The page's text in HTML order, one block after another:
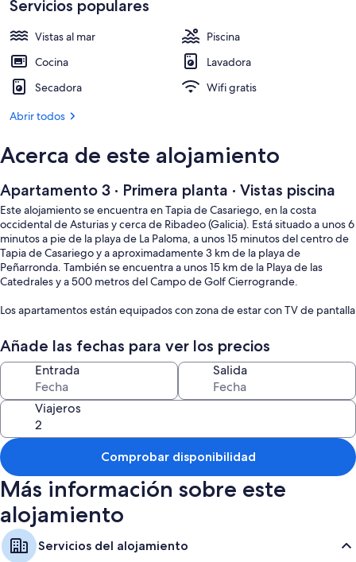
Servicios populares
Vistas al mar
Piscina
Cocina
Lavadora
Secadora
Wifi gratis
Abrir todos
Acerca de este alojamiento
Apartamento 3 · Primera planta · Vistas piscina
Este alojamiento se encuentra en Tapia de Casariego, en la costa
occidental de Asturias y cerca de Ribadeo (Galicia). Está situado a unos 6
minutos a pie de la playa de La Paloma, a unos 15 minutos del centro de
Tapia de Casariego y a aproximadamente 3 km de la playa de
Peñarronda. También se encuentra a unos 15 km de la Playa de las
Catedrales y a 500 metros del Campo de Golf Cierrogrande.
Los apartamentos están equipados con zona de estar con TV de pantalla
microondas y cafetera, además de baño privado y conexión WiFi
gratuita.
Durante la estancia es posible disfrutar de diferentes espacios situados
en la finca, como piscina exterior de temporada, zona de barbacoa,
jardines, campo de fútbol y sala de juegos.
Añade las fechas para ver los precios
Entrada Salida
Viajeros
Comprobar disponibilidad
Más información sobre este
alojamiento
Servicios del alojamiento